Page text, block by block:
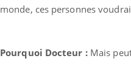
monde, ces personnes
Pourquoi Docteur :Mais